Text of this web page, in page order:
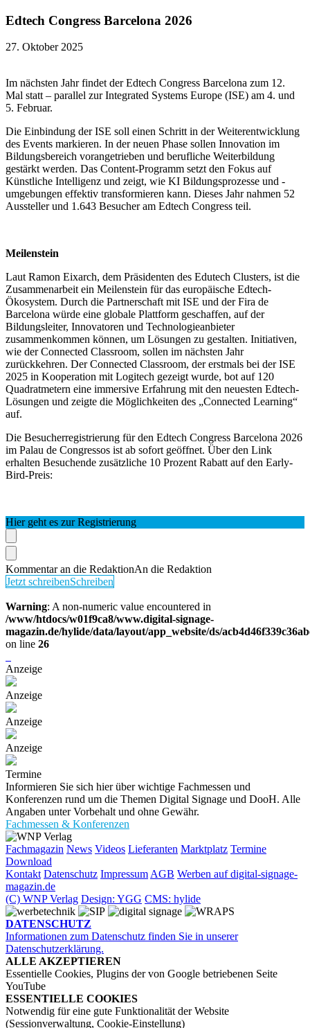
Edtech Congress Barcelona 2026
27. Oktober 2025
Im nächsten Jahr findet der Edtech Congress Barcelona zum 12.
Mal statt – parallel zur Integrated Systems Europe (ISE) am 4. und
5. Februar.
Die Einbindung der ISE soll einen Schritt in der Weiterentwicklung
des Events markieren. In der neuen Phase sollen Innovation im
Bildungsbereich vorangetrieben und berufliche Weiterbildung
gestärkt werden. Das Content-Programm setzt den Fokus auf
Künstliche Intelligenz und zeigt, wie KI Bildungsprozesse und -
umgebungen effektiv transformieren kann. Dieses Jahr nahmen 52
Aussteller und 1.643 Besucher am Edtech Congress teil.
Meilenstein
Laut Ramon Eixarch, dem Präsidenten des Edutech Clusters, ist die
Zusammenarbeit ein Meilenstein für das europäische Edtech-
Ökosystem. Durch die Partnerschaft mit ISE und der Fira de
Barcelona würde eine globale Plattform geschaffen, auf der
Bildungsleiter, Innovatoren und Technologieanbieter
zusammenkommen können, um Lösungen zu gestalten. Initiativen,
wie der Connected Classroom, sollen im nächsten Jahr
zurückkehren. Der Connected Classroom, der erstmals bei der ISE
2025 in Kooperation mit Logitech gezeigt wurde, bot auf 120
Quadratmetern eine immersive Erfahrung mit den neuesten Edtech-
Lösungen und zeigte die Möglichkeiten des „Connected Learning“
auf.
Die Besucherregistrierung für den Edtech Congress Barcelona 2026
im Palau de Congressos ist ab sofort geöffnet. Über den Link
erhalten Besuchende zusätzliche 10 Prozent Rabatt auf den Early-
Bird-Preis:
Hier geht es zur Registrierung
Kommentar an die RedaktionAn die Redaktion
Jetzt schreibenSchreiben
Warning: A non-numeric value encountered in
/www/htdocs/w01f9ca8/www.digital-signage-
magazin.de/hylide/data/layout/app_website/ds/
on line 26
Anzeige
Anzeige
Anzeige
Anzeige
Termine
Informieren Sie sich hier über wichtige Fachmessen und
Konferenzen rund um die Themen Digital Signage und DooH. Alle
Angaben unter Vorbehalt und ohne Gewähr.
Fachmessen & Konferenzen
Fachmagazin News Videos Lieferanten Marktplatz Termine
Download
Kontakt Datenschutz ImpressumAGB Werben auf digital-signage-
magazin.de
(C) WNP Verlag Design: YGG CMS: hylide
DATENSCHUTZ
Informationen zum Datenschutz finden Sie in unserer
Datenschutzerklärung.
ALLE AKZEPTIEREN
Essentielle Cookies, Plugins der von Google betriebenen Seite
YouTube
ESSENTIELLE COOKIES
Notwendig für eine gute Funktionalität der Website
(Sessionverwaltung, Cookie-Einstellung)